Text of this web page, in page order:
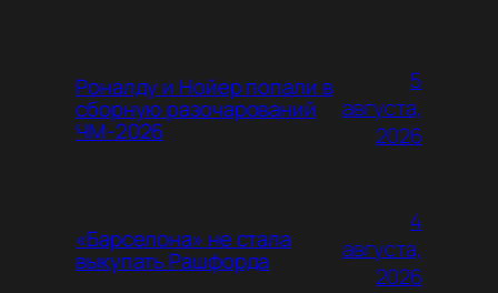
Роналду и Нойер попали в
сборную разочарований
ЧМ-2026
5
августа,
2026
«Барселона» не стала
выкупать Рашфорда
4
августа,
2026